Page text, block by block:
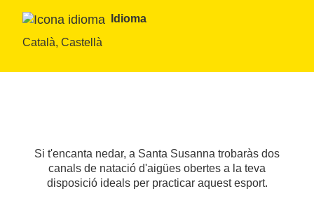
Idioma
Català, Castellà
Si t'encanta nedar, a Santa Susanna trobaràs dos
canals de natació d'aigües obertes a la teva
disposició ideals per practicar aquest esport.